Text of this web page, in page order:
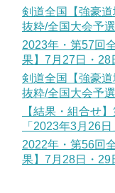
剣道全国【強豪
抜粋/全国大会予選
2023年・第57回
果】7月27日・28
剣道全国【強豪
抜粋/全国大会予選
【結果・組合せ
「2023年3月26
2022年・第56回
果】7月28日・29